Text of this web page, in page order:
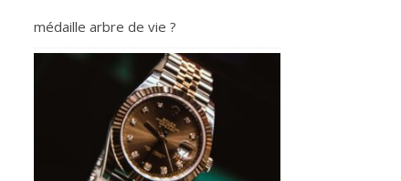
médaille arbre de vie ?